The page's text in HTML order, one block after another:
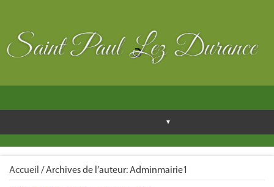
Accueil /Archives de l’auteur:Adminmairie1